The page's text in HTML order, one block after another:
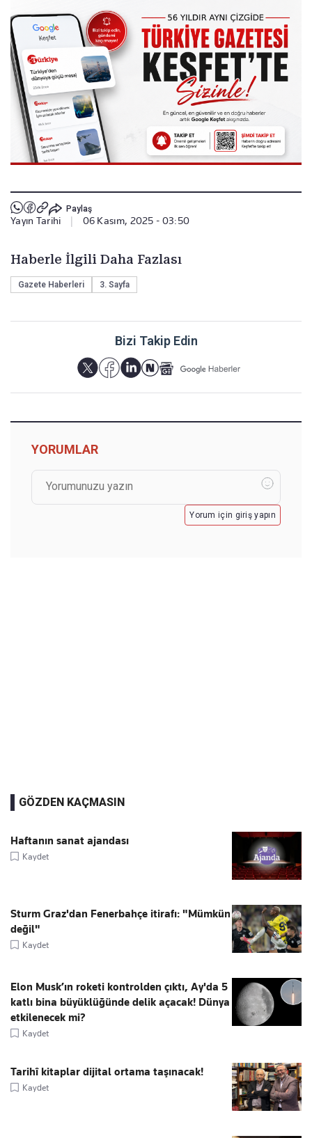
Paylaş
Yayın Tarihi 06 Kasım, 2025 - 03:50
Haberle İlgili Daha Fazlası
Gazete Haberleri 3. Sayfa
Bizi Takip Edin
YORUMLAR
Yorum için giriş yapın
GÖZDEN KAÇMASIN
Haftanın sanat ajandası
Kaydet
Sturm Graz'dan Fenerbahçe itirafı: "Mümkün
değil"
Kaydet
Elon Musk’ın roketi kontrolden çıktı, Ay'da 5
katlı bina büyüklüğünde delik açacak! Dünya
etkilenecek mi?
Kaydet
Tarihî kitaplar dijital ortama taşınacak!
Kaydet